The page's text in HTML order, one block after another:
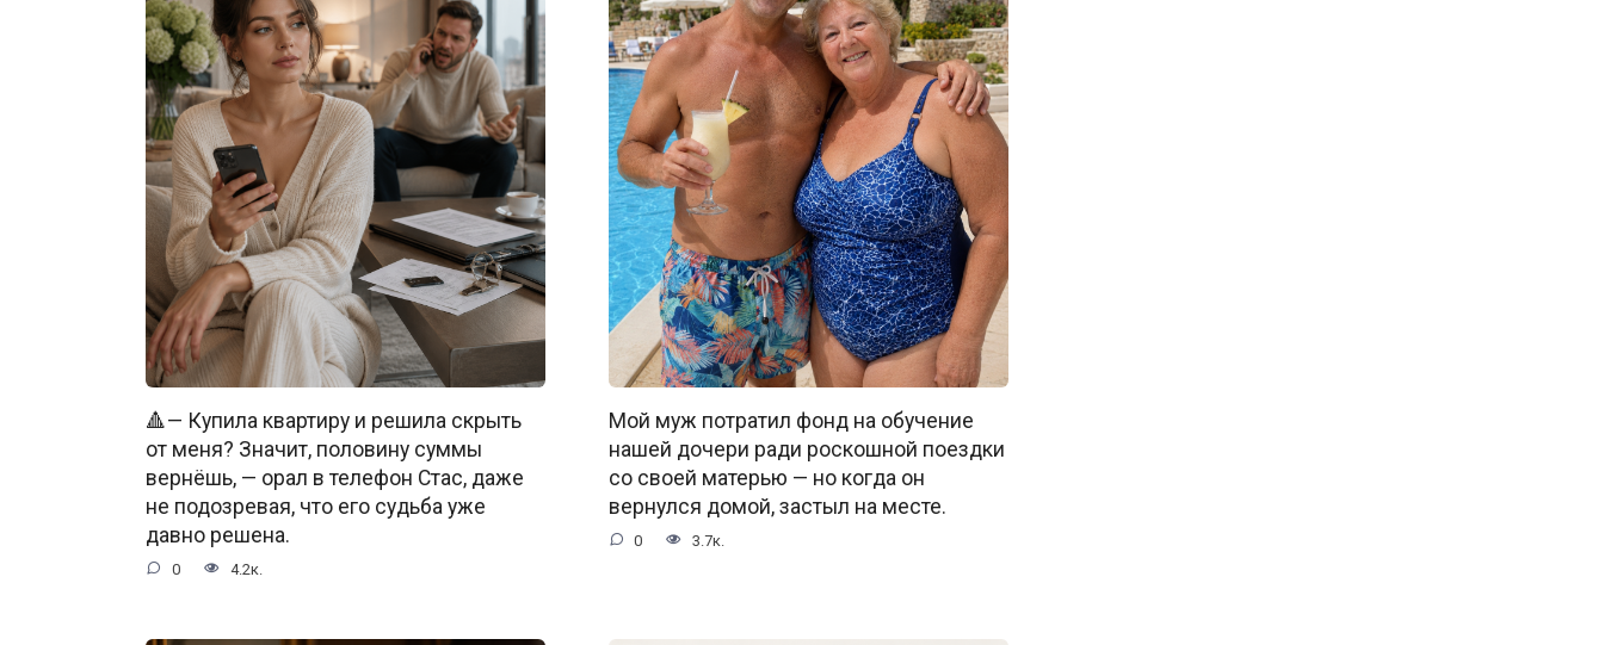
🔺— Купила квартиру и решила скрыть
от меня? Значит, половину суммы
вернёшь, — орал в телефон Стас, даже
не подозревая, что его судьба уже
давно решена.
0 4.2к.
Мой муж потратил фонд на обучение
нашей дочери ради роскошной поездки
со своей матерью — но когда он
вернулся домой, застыл на месте.
0 3.7к.